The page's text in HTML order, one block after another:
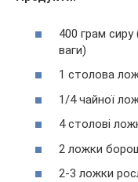
400 грам
ваги)
1 столова
1/4 чайної
4 столові
2 ложки
2-3 ложки